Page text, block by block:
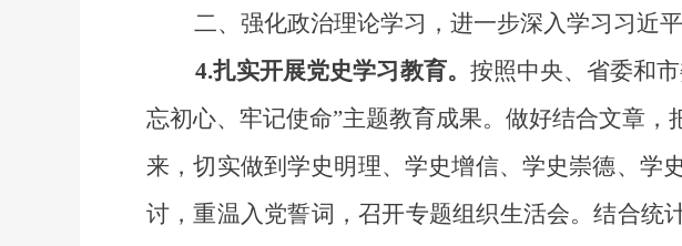
二、强化政治理论学习，进一步深入学习习近
4.扎实开展党史学习教育。 按照中央、省委和
忘初心、牢记使命”主题教育成果。做好结合文章
来，切实做到学史明理、学史增信、学史崇德、学
讨，重温入党誓词，召开专题组织生活会。结合统